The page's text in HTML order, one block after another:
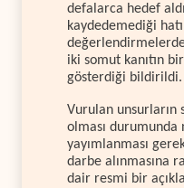
defalarca hedef
kaydedemediği
iki somut kanıtın
gösterdiği bildirildi.
Vurulan
olması
yayımlanması
darbe alınmasına
dair resmi bir